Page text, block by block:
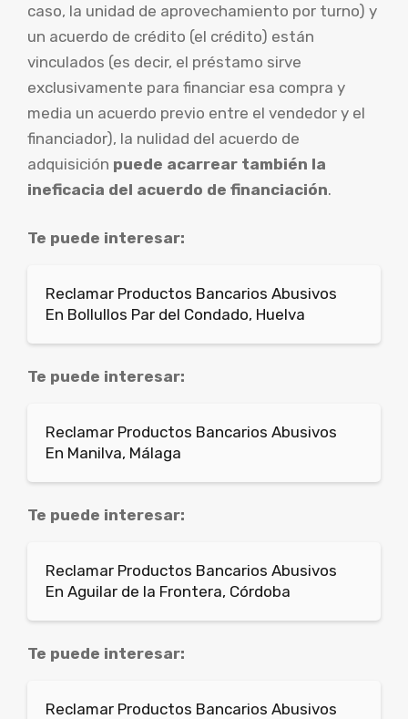
caso, la unidad de aprovechamiento por turno) y
un acuerdo de crédito (el crédito) están
vinculados (es decir, el préstamo sirve
exclusivamente para financiar esa compra y
media un acuerdo previo entre el vendedor y el
financiador), la nulidad del acuerdo de
adquisición puede acarrear también la
ineficacia del acuerdo de financiación.
Te puede interesar:
Reclamar Productos Bancarios Abusivos
En Bollullos Par del Condado, Huelva
Te puede interesar:
Reclamar Productos Bancarios Abusivos
En Manilva, Málaga
Te puede interesar:
Reclamar Productos Bancarios Abusivos
En Aguilar de la Frontera, Córdoba
Te puede interesar:
Reclamar Productos Bancarios Abusivos